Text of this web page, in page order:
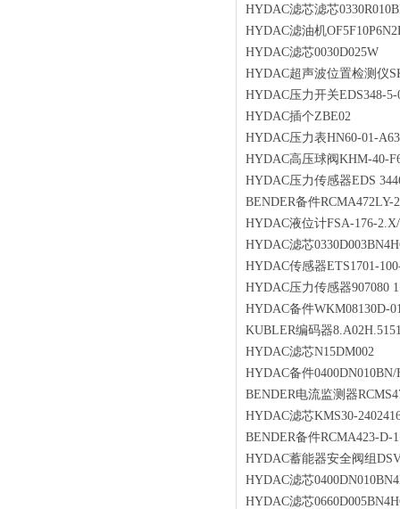
HYDAC滤芯滤芯
HYDAC滤油机
HYDAC滤芯0030D025W
HYDAC超声波位置检测仪
HYDAC压力开关EDS348-5-
HYDAC插个ZBE02
HYDAC压力表HN60-01-
HYDAC高压球阀KHM-40-
HYDAC压力传感器EDS
BENDER备件RCMA472LY-2
HYDAC液位计FSA-176-
HYDAC滤芯
HYDAC传感器ETS1701-
HYDAC压力传感器907080
HYDAC备件WKM08130D-
KUBLER编码器
HYDAC滤芯N15DM002
HYDAC备件0400DN010BN/
BENDER电流监测器
HYDAC滤芯KMS30-
BENDER备件RCMA423-D-1
HYDAC蓄能器安全阀组
HYDAC滤芯
HYDAC滤芯